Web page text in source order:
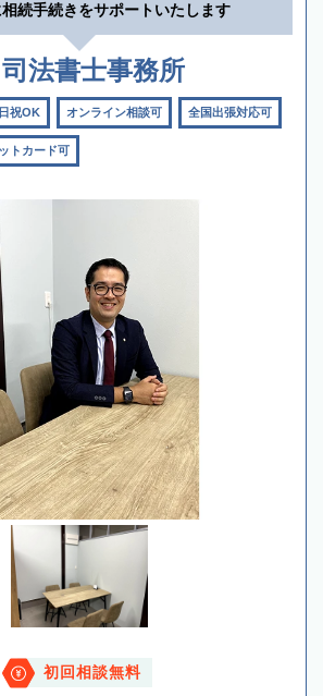
続手続きをサポートいたします
法書士事務所
祝OK オンライン相談可 全国出張対応可
トカード可
初回相談無料